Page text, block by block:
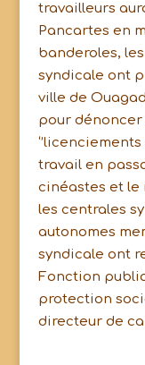
travailleurs
Pancartes en
banderoles,
syndicale ont
ville de
pour dénoncer
travail en
cinéastes et le
les centrales
autonomes
syndicale ont
Fonction
protection
directeur de